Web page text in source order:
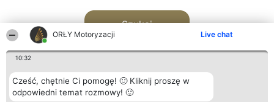
ORŁY Motoryzacji Live chat
10:32
Cześć, chętnie Ci pomogę! 🙂 Kliknij proszę w
odpowiedni temat rozmowy! 🙂
Szukaj